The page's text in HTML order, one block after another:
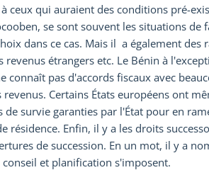
ceux qui auraient des conditions pré-
se sont souvent les situations de
dans ce cas. Mais il a également des
étrangers etc. Le Bénin à
connaît pas d'accords fiscaux avec
Certains États européens ont
de survie garanties par l'État pour en
résidence. Enfin, il y a les droits
de succession. En un mot, il y a
et planification s'imposent.